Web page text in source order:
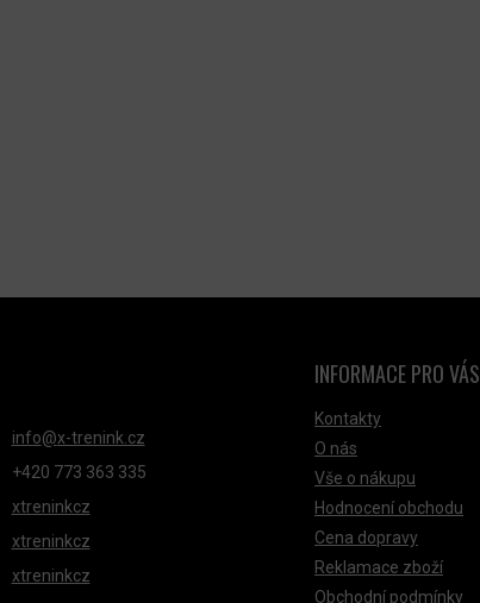
info@x-trenink.cz
+420 ‭773 363 335
xtreninkcz
xtreninkcz
xtreninkcz
INFORMACE PRO VÁS
Kontakty
O nás
Vše o nákupu
Hodnocení obchodu
Cena dopravy
Reklamace zboží
Obchodní podmínky